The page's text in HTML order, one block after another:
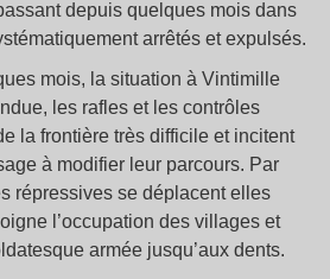
depuis quelques mois dans
arrêtés et expulsés.
mois, la situation à Vintimille
les rafles et les contrôles
la frontière très difficile et incitent
à modifier leur parcours. Par
répressives se déplacent elles
l’occupation des villages et
armée jusqu’aux dents.